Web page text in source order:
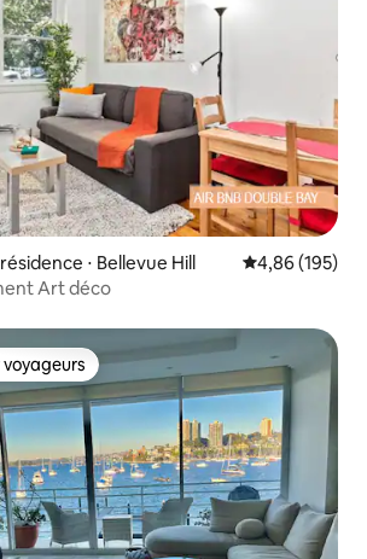
⋅ Bellevue Hill Évaluation
4,86 (195)
Art déco
les plus appréciés